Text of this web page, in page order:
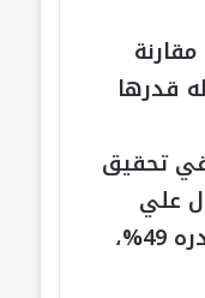
ربح قبل ضرائب الدخل قدره 15.9 مليار جنيه (+45.5% مقارنة
بزيادة ملحوظه قدرها
في تحقيق
علي
اساس سنوي قدره 8.6%، عائد علي متوسط حقوق الملكية علي اساس سنوي قدره 49%،